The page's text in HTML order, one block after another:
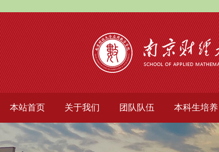
本站首页 关于我们 团队队伍 本科生培养